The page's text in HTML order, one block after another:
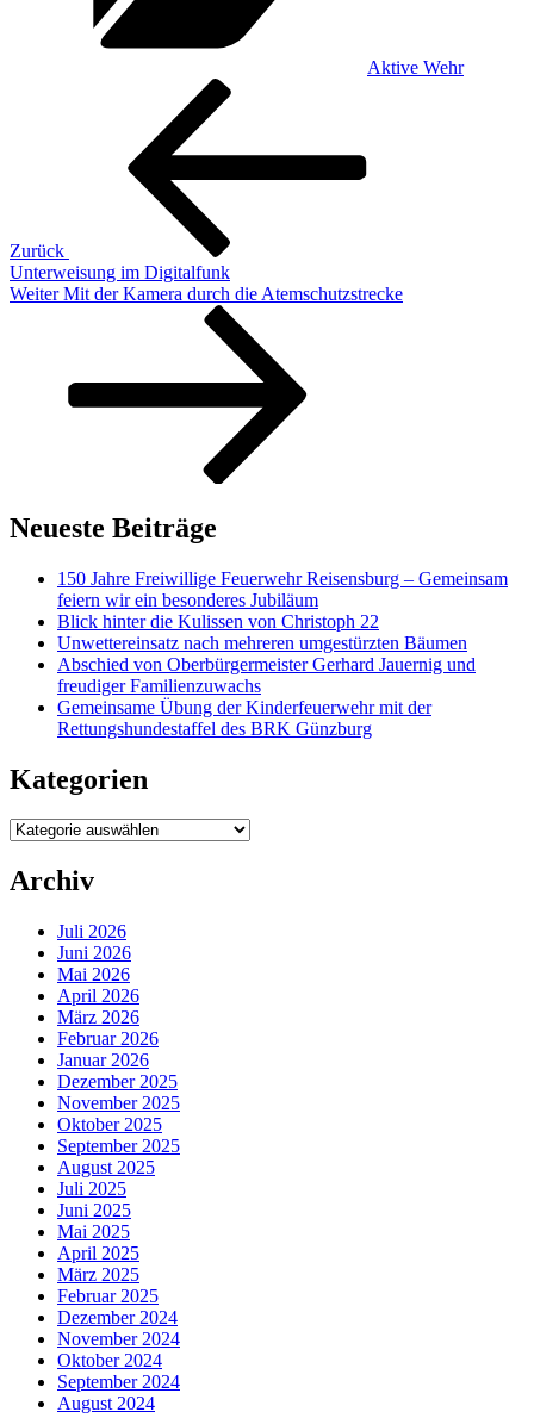
Aktive Wehr
Beitragsnavigation
Zurück
Unterweisung im Digitalfunk
Nächster
Weiter Mit der Kamera durch die Atemschutzstrecke
Neueste Beiträge
150 Jahre Freiwillige Feuerwehr Reisensburg – Gemeinsam
feiern wir ein besonderes Jubiläum
Blick hinter die Kulissen von Christoph 22
Unwettereinsatz nach mehreren umgestürzten Bäumen
Abschied von Oberbürgermeister Gerhard Jauernig und
freudiger Familienzuwachs
Gemeinsame Übung der Kinderfeuerwehr mit der
Rettungshundestaffel des BRK Günzburg
Kategorien
Kategorien
Archiv
Juli 2026
Juni 2026
Mai 2026
April 2026
März 2026
Februar 2026
Januar 2026
Dezember 2025
November 2025
Oktober 2025
September 2025
August 2025
Juli 2025
Juni 2025
Mai 2025
April 2025
März 2025
Februar 2025
Dezember 2024
November 2024
Oktober 2024
September 2024
August 2024